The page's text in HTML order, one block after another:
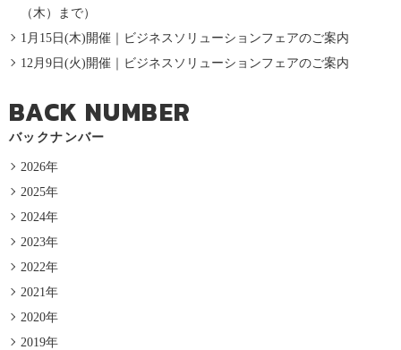
（木）まで）
1月15日(木)開催｜ビジネスソリューションフェアのご案内
12月9日(火)開催｜ビジネスソリューションフェアのご案内
BACK NUMBER
バックナンバー
2026年
2025年
2024年
2023年
2022年
2021年
2020年
2019年